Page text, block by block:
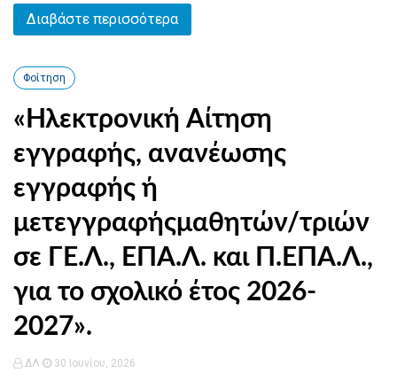
Διαβάστε περισσότερα
Φοίτηση
«Ηλεκτρονική Αίτηση
εγγραφής, ανανέωσης
εγγραφής ή
μετεγγραφήςμαθητών/τριών
σε ΓΕ.Λ., ΕΠΑ.Λ. και Π.ΕΠΑ.Λ.,
για το σχολικό έτος 2026-
2027».
ΔΛ 30 Ιουνίου, 2026